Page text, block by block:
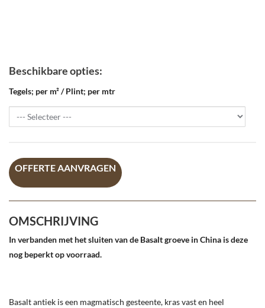
Beschikbare opties:
Tegels; per m² / Plint; per mtr
OFFERTE AANVRAGEN
OMSCHRIJVING
In verbanden met het sluiten van de Basalt groeve in China is deze
nog beperkt op voorraad.
Basalt antiek is een magmatisch gesteente, kras vast en heel